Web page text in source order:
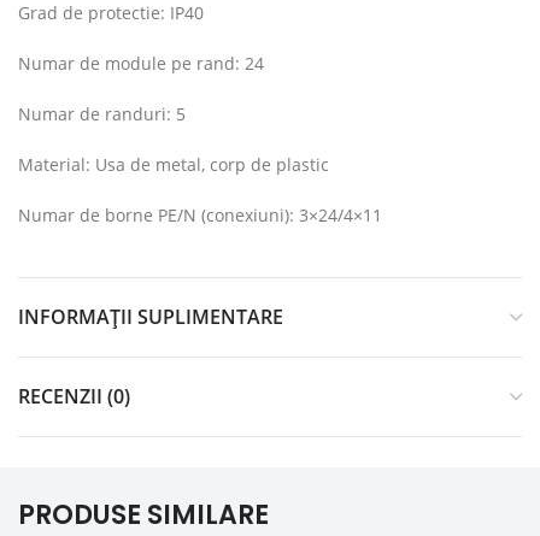
Grad de protectie: IP40
Numar de module pe rand: 24
Numar de randuri: 5
Material: Usa de metal, corp de plastic
Numar de borne PE/N (conexiuni): 3×24/4×11
INFORMAȚII SUPLIMENTARE
RECENZII (0)
PRODUSE SIMILARE